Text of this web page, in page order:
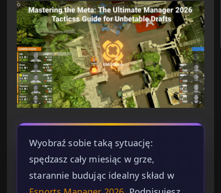
Wyobraź sobie taką sytuację:
spędzasz cały miesiąc w grze,
starannie budując idealny skład w